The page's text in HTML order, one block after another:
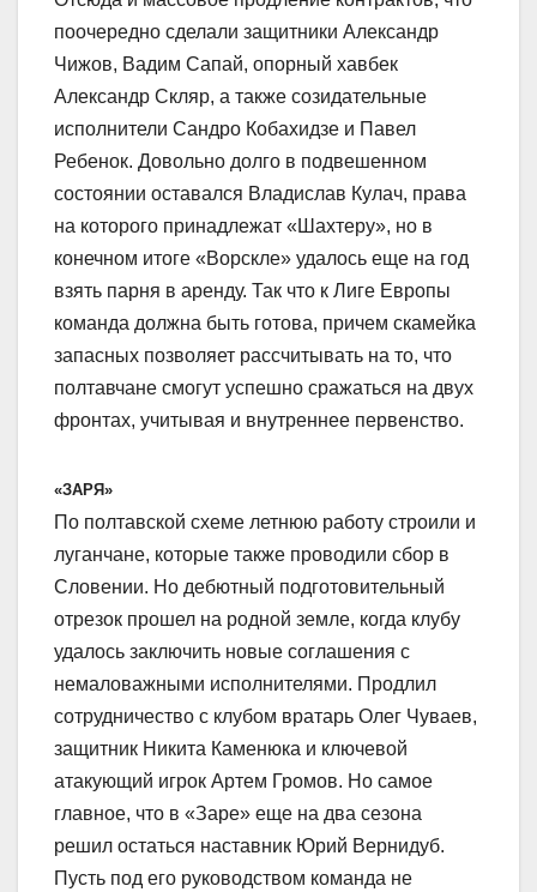
поочередно сделали защитники Александр
Чижов, Вадим Сапай, опорный хавбек
Александр Скляр, а также созидательные
исполнители Сандро Кобахидзе и Павел
Ребенок. Довольно долго в подвешенном
состоянии оставался Владислав Кулач, права
на которого принадлежат «Шахтеру», но в
конечном итоге «Ворскле» удалось еще на год
взять парня в аренду. Так что к Лиге Европы
команда должна быть готова, причем скамейка
запасных позволяет рассчитывать на то, что
полтавчане смогут успешно сражаться на двух
фронтах, учитывая и внутреннее первенство.
«ЗАРЯ»
По полтавской схеме летнюю работу строили и
луганчане, которые также проводили сбор в
Словении. Но дебютный подготовительный
отрезок прошел на родной земле, когда клубу
удалось заключить новые соглашения с
немаловажными исполнителями. Продлил
сотрудничество с клубом вратарь Олег Чуваев,
защитник Никита Каменюка и ключевой
атакующий игрок Артем Громов. Но самое
главное, что в «Заре» еще на два сезона
решил остаться наставник Юрий Вернидуб.
Пусть под его руководством команда не